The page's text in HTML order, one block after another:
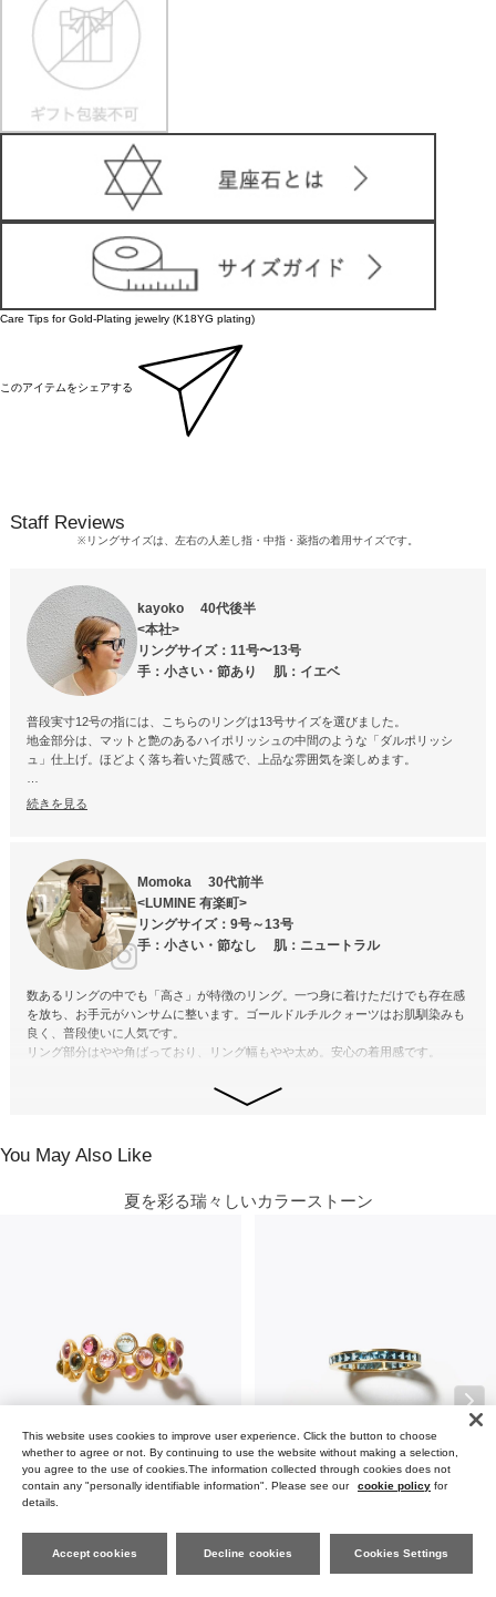
Care Tips for Gold-Plating jewelry (K18YG plating)
このアイテムをシェアする
Staff Reviews
※ リングサイズは、左右の人差し指・中指・薬指の着用サイズです。
kayoko 40代後半
<本社>
リングサイズ：11号〜13号
手：小さい・節あり 肌：イエベ
普段実寸12号の指には、こちらのリングは13号サイズを選びました。
地金部分は、マットと艶のあるハイポリッシュの中間のような「ダルポリッシ
ュ」仕上げ。ほどよく落ち着いた質感で、上品な雰囲気を楽しめます。
石の美しさを最大限に引き立てるシンプルなデザインで、2点留めのセッティン
また、石は接着（のり留め）を併用して固定しているため、手洗いや入浴などで
水に濡れると接着力が弱まり、石取れの原因となることがあります。水仕事や入
浴の際は外していただくのがおすすめです。少し気を付けていただくだけで、美
しい状態をより長く保ちながらご愛用いただけます。
ならではの一点ものの魅力ですので、お手元に届いた石との出会いも楽しんでい
ただけたら嬉しいですが、もちろん、「思っていた雰囲気と違った」と感じられ
た場合は、未使用で返品条件を満たしていれば返品も可能ですので、遠慮なくご
利用ください。
「実際に見比べて選びたい」という方は、複数点ご注文いただき、お気に入りだ
続きを見る
Momoka 30代前半
<LUMINE 有楽町>
リングサイズ：9号～13号
手：小さい・節なし 肌：ニュートラル
数あるリングの中でも「高さ」が特徴のリング。一つ身に着けただけでも存在感
を放ち、お手元がハンサムに整います。ゴールドルチルクォーツはお肌馴染みも
良く、普段使いに人気です。
リング部分はやや角ばっており、リング幅もやや太め。安心の着用感です。
You May Also Like
This website uses cookies to improve user experience. Click the button to choose
whether to agree or not. By continuing to use the website without making a selection,
you agree to the use of cookies.The information collected through cookies does not
contain any "personally identifiable information". Please see our
cookie policy for
details.
Cookies Settings
Decline cookies
Accept cookies